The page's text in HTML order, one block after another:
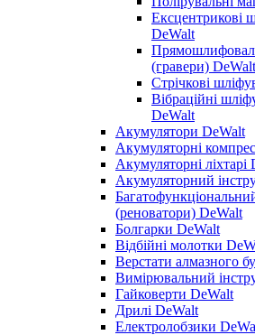
Ексцентрикові
DeWalt
(гравери) DeWalt
Стрічкові
Вібраційні
DeWalt
Акумулятори DeWalt
Акумуляторні
Акумуляторні ліхтарі
Акумуляторний
(реноватори) DeWalt
Болгарки DeWalt
Відбійні молотки
Верстати алмазного
Вимірювальний
Гайковерти DeWalt
Дрилі DeWalt
Електролобзики